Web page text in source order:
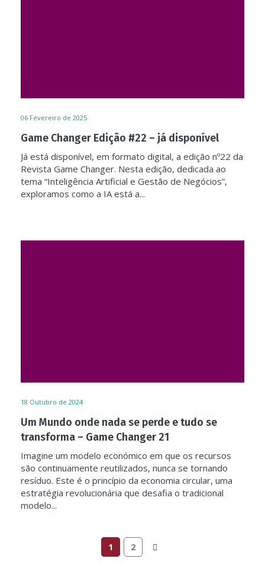
06 Fevereiro de 2025
Game Changer Edição #22 – já disponível
Já está disponível, em formato digital, a edição nº22 da
Revista Game Changer. Nesta edição, dedicada ao
tema “Inteligência Artificial e Gestão de Negócios”,
exploramos como a IA está a...
18 Outubro de 2024
Um Mundo onde nada se perde e tudo se
transforma – Game Changer 21
Imagine um modelo económico em que os recursos
são continuamente reutilizados, nunca se tornando
resíduo. Este é o princípio da economia circular, uma
estratégia revolucionária que desafia o tradicional
modelo...
1 2